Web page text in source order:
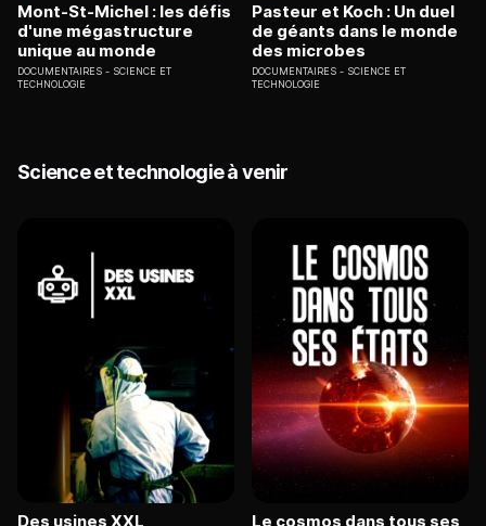
Mont-St-Michel : les défis
d'une mégastructure
unique au monde
DOCUMENTAIRES
SCIENCE ET
TECHNOLOGIE
Pasteur et Koch : Un duel
de géants dans le monde
des microbes
DOCUMENTAIRES
SCIENCE ET
TECHNOLOGIE
Science et technologie à venir
Des usines XXL Le cosmos dans tous ses